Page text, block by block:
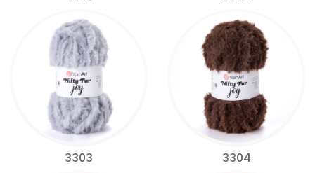
3303 3304